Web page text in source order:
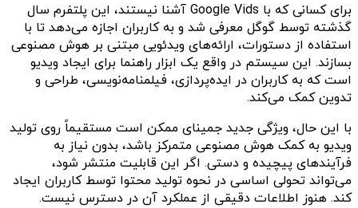
برای کسانی که با Google Vids آشنا نیستند، این پلتفرم سال
گذشته توسط گوگل معرفی شد و به کاربران اجازه می‌دهد تا با
استفاده از دستورات، ارائه‌های ویدئویی مبتنی بر هوش مصنوعی
بسازند. این سیستم در واقع یک ابزار راهنما برای ایجاد ویدیو
است که به کاربران در ایده‌پردازی، فیلمنامه‌نویسی، طراحی و
تدوین کمک می‌کند.
با این حال، ویژگی جدید جمینای ممکن است مستقیماً روی تولید
ویدیو به کمک هوش مصنوعی متمرکز باشد، بدون نیاز به
فرآیندهای پیچیده و دستی. اگر این قابلیت منتشر شود،
می‌تواند تحولی اساسی در نحوه تولید محتوا توسط کاربران ایجاد
کند. هنوز اطلاعات دقیقی از عملکرد آن در دسترس نیست.